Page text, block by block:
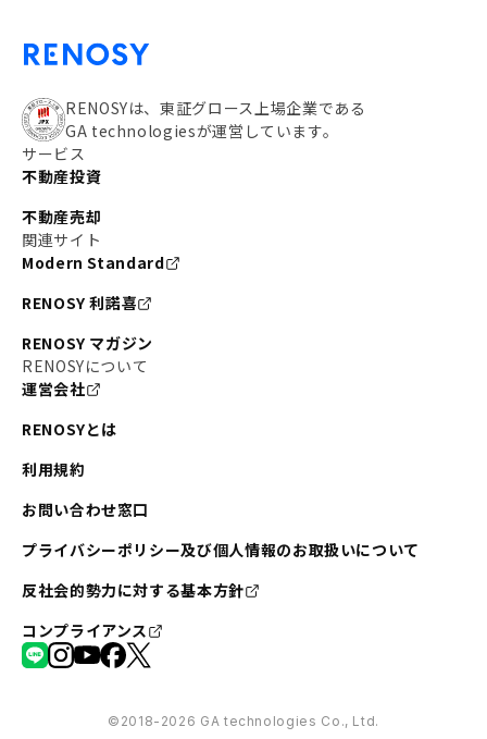
RENOSYは、東証グロース上場企業である
GA technologiesが運営しています。
サービス
不動産投資
不動産売却
関連サイト
Modern Standard
RENOSY 利諾喜
RENOSY マガジン
RENOSYについて
運営会社
RENOSYとは
利用規約
お問い合わせ窓口
プライバシーポリシー及び個人情報のお取扱いについて
反社会的勢力に対する基本方針
コンプライアンス
©︎2018-2026 GA technologies Co., Ltd.